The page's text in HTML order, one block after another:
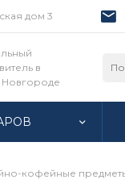
дом 3
в
кофейные